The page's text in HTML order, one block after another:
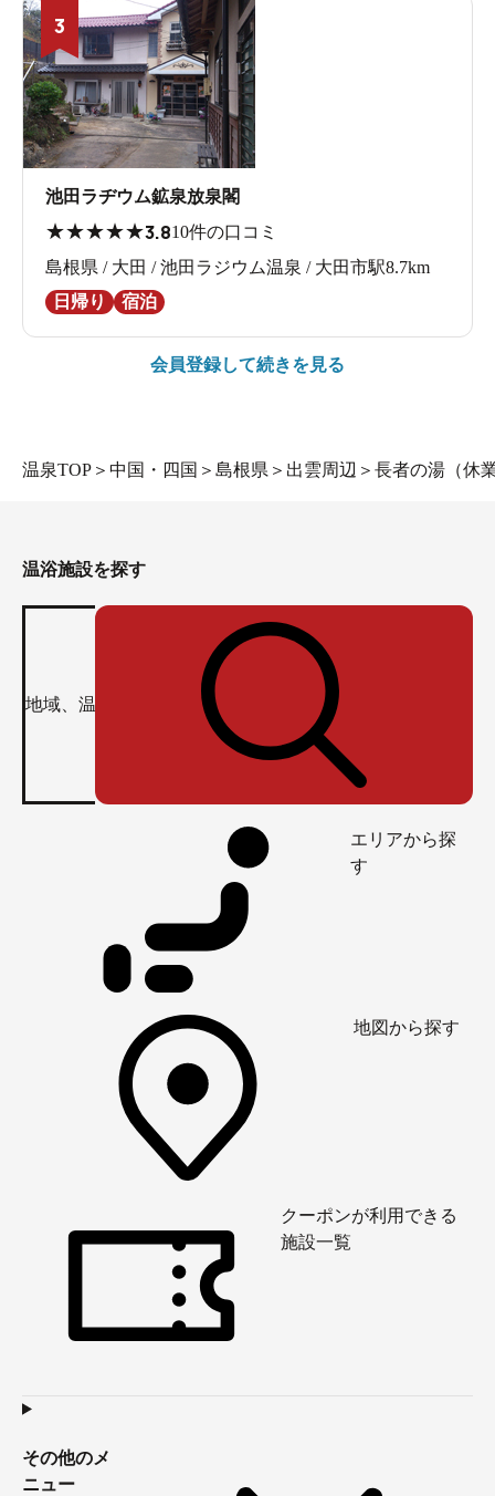
3
池田ラヂウム鉱泉放泉閣
★★★★★3.810件の口コミ
島根県 / 大田 / 池田ラジウム温泉 / 大田市駅8.7km
日帰り
宿泊
会員登録して続きを見る
温泉TOP ＞ 中国・四国 ＞ 島根県 ＞ 出雲周辺 ＞ 長者の湯（休
温浴施設を探す
エリアから探
す
地図から探す
クーポンが利用できる
施設一覧
その他のメ
ニュー